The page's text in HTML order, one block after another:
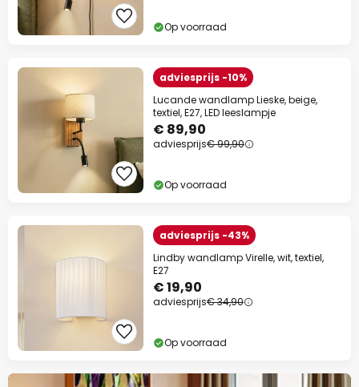
Op voorraad
adviesprijs -10%
Lucande wandlamp Lieske, beige,
textiel, E27, LED leeslampje
€ 89,90
adviesprijs€ 99,90
Op voorraad
adviesprijs -43%
Lindby wandlamp Virelle, wit, textiel,
E27
€ 19,90
adviesprijs€ 34,90
Op voorraad